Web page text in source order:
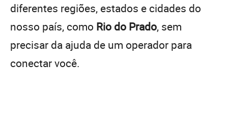
diferentes regiões, estados e cidades do
nosso país, como Rio do Prado, sem
precisar da ajuda de um operador para
conectar você.